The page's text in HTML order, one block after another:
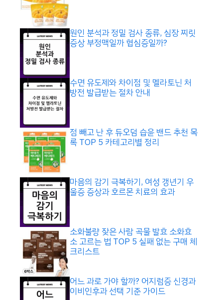
원인 분석과 정밀 검사 종류, 심장 찌릿
증상 부정맥일까 협심증일까?
수면 유도제와 차이점 및 멜라토닌 처
방전 발급받는 절차 안내
점 빼고 난 후 듀오덤 습윤 밴드 추천 목
록 TOP 5 카테고리별 정리
마음의 감기 극복하기, 여성 갱년기 우
울증 증상과 호르몬 치료의 효과
소화불량 잦은 사람 곡물 발효 소화효
소 고르는 법 TOP 5 실패 없는 구매 체
크리스트
어느 과로 가야 할까? 어지럼증 신경과
이비인후과 선택 기준 가이드